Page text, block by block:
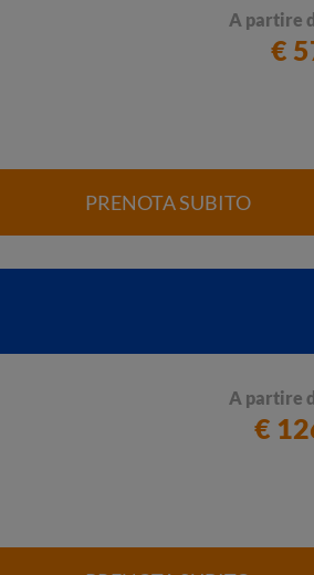
A partire
€
PRENOTA SUBITO
A partire
€